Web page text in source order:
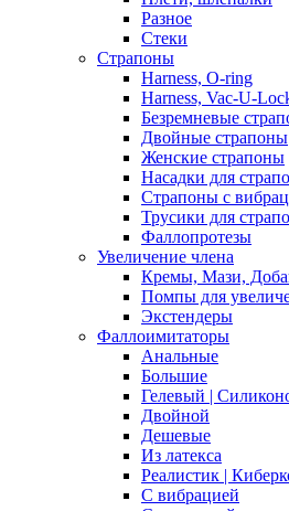
Разное
Стеки
Страпоны
Harness, O-ring
Harness, Vac-U-
Безремневые
Двойные страпоны
Женские страпоны
Насадки для
Страпоны с
Трусики для
Фаллопротезы
Увеличение члена
Кремы, Мази,
Помпы для
Экстендеры
Фаллоимитаторы
Анальные
Большие
Гелевый |
Двойной
Дешевые
Из латекса
Реалистик |
С вибрацией